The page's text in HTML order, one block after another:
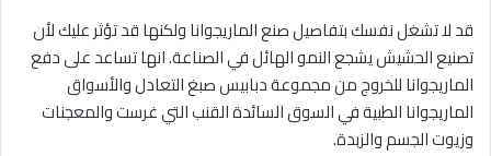
قد لا تشغل نفسك بتفاصيل صنع الماريجوانا ولكنها قد تؤثر عليك لأن
تصنيع الحشيش يشجع النمو الهائل في الصناعة. انها تساعد على دفع
الماريجوانا للخروج من مجموعة دبابيس صبغ التعادل والأسواق
الماريجوانا الطبية في السوق السائدة القنب التي غرست والمعجنات
وزيوت الجسم والزبدة.